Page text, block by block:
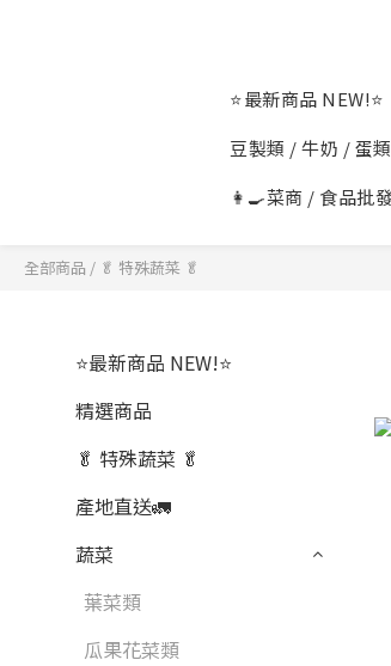
⭐最新商品 NEW!⭐
豆製類 / 牛奶 / 蛋類
👩‍🍳菜商 / 食品批
全部商品 / 🥬 特殊蔬菜 🥬
⭐最新商品 NEW!⭐
精選商品
🥬 特殊蔬菜 🥬
產地直送🚛
蔬菜
葉菜類
瓜果花菜類